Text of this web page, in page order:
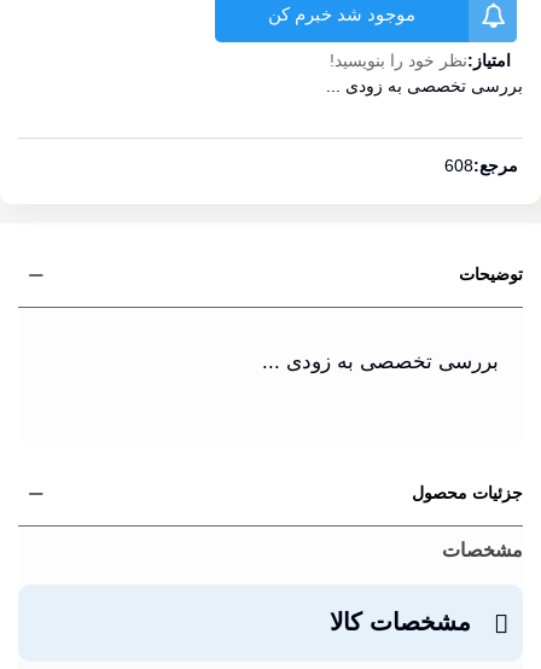
موجود شد خبرم کن
امتیاز:نظر خود را بنویسید!
بررسی تخصصی به زودی ...
مرجع:608
توضیحات
بررسی تخصصی به زودی ...
جزئیات محصول
مشخصات
مشخصات کالا